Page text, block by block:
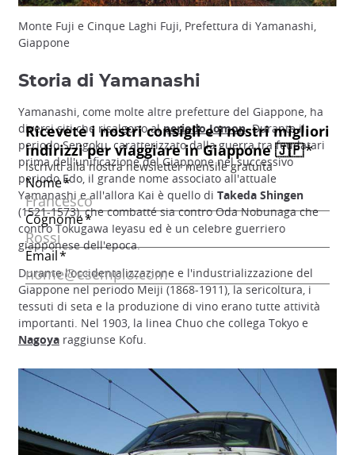
Monte Fuji e Cinque Laghi Fuji, Prefettura di Yamanashi,
Giappone
Storia di Yamanashi
Yamanashi, come molte altre prefetture del Giappone, ha
diversi siti che risalgono alperiodo Jomon. Durante il
periodo Sengoku, caratterizzato dalla guerra tra feudatari
prima dell'unificazione del Giappone nel successivo
periodo Edo, il grande nome associato all'attuale
Yamanashi e all'allora Kai è quello di Takeda Shingen
(1521-1573), che combatté sia contro Oda Nobunaga che
contro Tokugawa Ieyasu ed è un celebre guerriero
giapponese dell'epoca.
Durante l'occidentalizzazione e l'industrializzazione del
Giappone nel periodo Meiji (1868-1911), la sericoltura, i
tessuti di seta e la produzione di vino erano tutte attività
importanti. Nel 1903, la linea Chuo che collega Tokyo e
Nagoya raggiunse Kofu.